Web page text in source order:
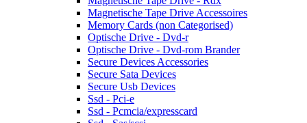
Magnetische Tape Drive Accessoires
Memory Cards (non Categorised)
Optische Drive - Dvd-r
Optische Drive - Dvd-rom Brander
Secure Devices Accessories
Secure Sata Devices
Secure Usb Devices
Ssd - Pci-e
Ssd - Pcmcia/expresscard